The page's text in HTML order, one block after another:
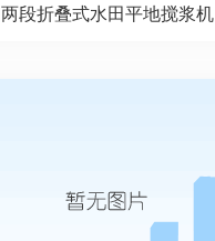
两段折叠式水田平地搅浆机